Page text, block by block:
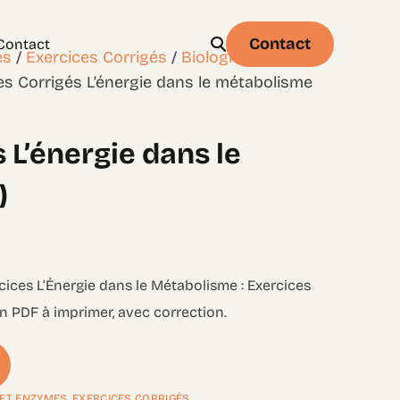
Physique Statistique & probabilités – Niveau 1
Contact
/ Exercices Corrigés / Biologie
Corrigés L’énergie dans le métabolisme
dans le
L’Énergie dans le Métabolisme : Exercices
PDF à imprimer, avec correction.